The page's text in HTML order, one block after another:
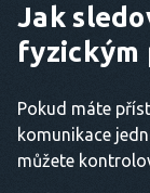
Jak
fyzickým
Pokud máte
komunikace
můžete